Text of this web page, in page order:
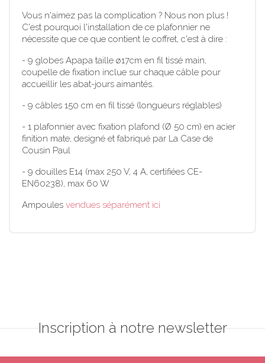
Vous n'aimez pas la complication ? Nous non plus !
C'est pourquoi l'installation de ce plafonnier ne
nécessite que ce que contient le coffret, c'est à dire :
- 9 globes Apapa taille ø17cm en fil tissé main,
coupelle de fixation inclue sur chaque câble pour
accueillir les abat-jours aimantés.
- 9 câbles 150 cm en fil tissé (longueurs réglables)
- 1 plafonnier avec fixation plafond (Ø 50 cm) en acier
finition mate, designé et fabriqué par La Case de
Cousin Paul
- 9 douilles E14 (max 250 V, 4 A, certifiées CE-
EN60238), max 60 W
Ampoules vendues séparément ici
Inscription à notre newsletter